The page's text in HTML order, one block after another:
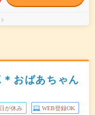
おばあちゃん
が休み WEB登録OK